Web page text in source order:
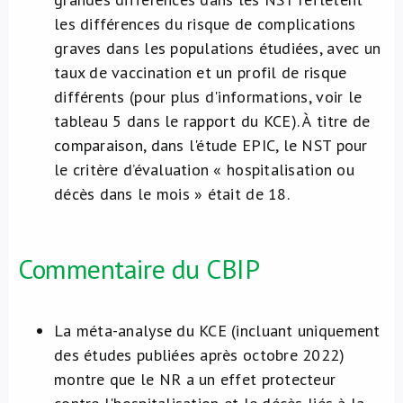
les différences du risque de complications
graves dans les populations étudiées, avec un
taux de vaccination et un profil de risque
différents (pour plus d'informations, voir le
tableau 5 dans le rapport du KCE). À titre de
comparaison, dans l'étude EPIC, le NST pour
le critère d’évaluation « hospitalisation ou
décès dans le mois » était de 18.
Commentaire du CBIP
La méta-analyse du KCE (incluant uniquement
des études publiées après octobre 2022)
montre que le NR a un effet protecteur